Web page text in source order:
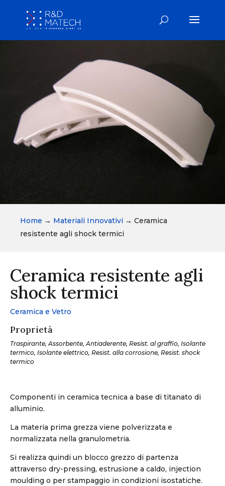
Home → Materiali Innovativi → Ceramica
resistente agli shock termici
Ceramica resistente agli
shock termici
Ceramica e Vetro
Proprietà
Traspirante, Assorbente, Antiaderente, Resist. al graffio, Isolante
termico, Isolante elettrico, Resist. alla corrosione, Resist. shock
termico
Componenti in ceramica tecnica a base di titanato di
alluminio.
La materia prima grezza viene polverizzata e
normalizzata nella granulometria.
Si realizza quindi un blocco grezzo di partenza
attraverso dry-pressing, estrusione a caldo, injection
moulding o per stampaggio in condizioni isostatiche.